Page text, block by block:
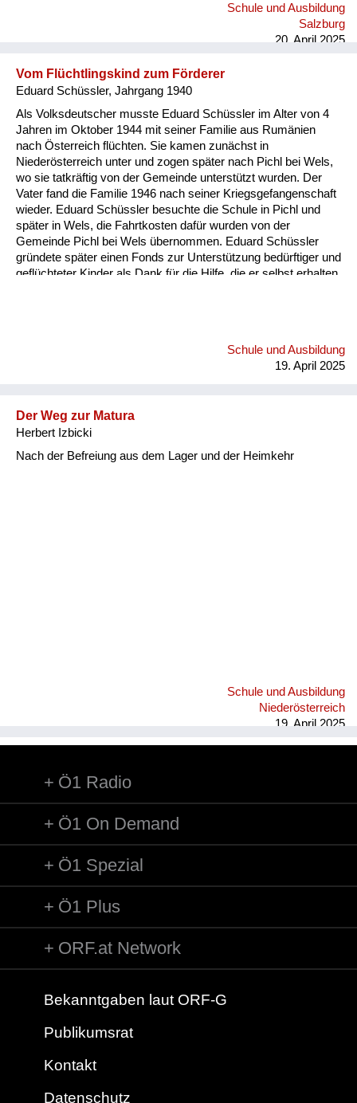
BDM-Mädchen zu jener Zeit noch nicht maturieren durften,
sondern nur die, die eine unbedeutende Rolle im BDM gespielt
Schule und Ausbildung
Salzburg
20. April 2025
Vom Flüchtlingskind zum Förderer
Eduard Schüssler, Jahrgang 1940
Als Volksdeutscher musste Eduard Schüssler im Alter von 4
Jahren im Oktober 1944 mit seiner Familie aus Rumänien
nach Österreich flüchten. Sie kamen zunächst in
Niederösterreich unter und zogen später nach Pichl bei Wels,
wo sie tatkräftig von der Gemeinde unterstützt wurden. Der
Vater fand die Familie 1946 nach seiner Kriegsgefangenschaft
wieder. Eduard Schüssler besuchte die Schule in Pichl und
später in Wels, die Fahrtkosten dafür wurden von der
Gemeinde Pichl bei Wels übernommen. Eduard Schüssler
gründete später einen Fonds zur Unterstützung bedürftiger und
geflüchteter Kinder als Dank für die Hilfe, die er selbst erhalten
Schule und Ausbildung
19. April 2025
Der Weg zur Matura
Herbert Izbicki
Nach der Befreiung aus dem Lager und der Heimkehr
Schule und Ausbildung
Niederösterreich
19. April 2025
Ö1 Radio
Ö1 On Demand
Ö1 Spezial
Ö1 Plus
ORF.at Network
Bekanntgaben laut ORF-G
Publikumsrat
Kontakt
Datenschutz